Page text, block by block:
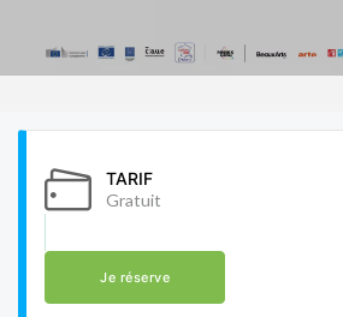
TARIF
Gratuit
Je réserve